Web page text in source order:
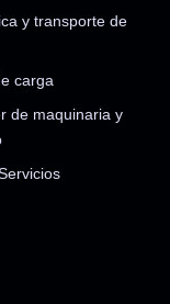
y transporte de
carga
de maquinaria y